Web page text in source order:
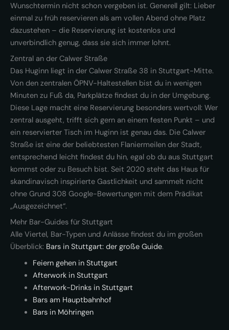
Wunschtermin nicht schon vergeben ist. Generell gilt: Lieber
einmal zu früh reservieren als am vollen Abend ohne Platz
dazustehen – die Reservierung ist kostenlos und
unverbindlich genug, dass sie sich immer lohnt.
Zentral an der Calwer Straße
Das Huginn liegt in der Calwer Straße 38 in Stuttgart-Mitte.
Von den zentralen ÖPNV-Haltestellen bist du in wenigen
Minuten zu Fuß da, Parkplätze findest du in der Umgebung.
Diese Lage macht eine Reservierung besonders wertvoll: Wer
zentral ausgeht, trifft sich gern an einem festen Punkt – und
ein reservierter Tisch im Huginn ist genau das. Die Calwer
Straße ist eine der beliebtesten Flaniermeilen der Stadt,
entsprechend leicht findest du hin, egal ob du aus Stuttgart
kommst oder zu Besuch bist. Seit 2020 steht das Haus für
skandinavisch inspirierte Gastlichkeit und sammelt nicht
ohne Grund 308 Google-Bewertungen mit dem Prädikat
„Ausgezeichnet“.
Mehr Bar-Guides für Stuttgart
Alle Viertel, Bar-Typen und Anlässe findest du im großen
Überblick: Bars in Stuttgart: der große Guide.
Feiern gehen in Stuttgart
Afterwork in Stuttgart
Afterwork-Drinks in Stuttgart
Bars am Hauptbahnhof
Bars in Möhringen